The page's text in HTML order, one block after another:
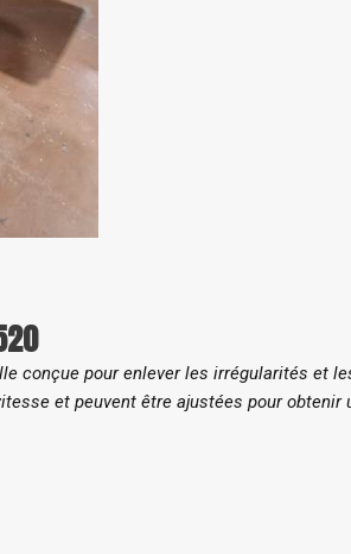
conçue pour enlever les irrégularités et
et peuvent être ajustées pour